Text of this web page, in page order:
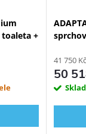
toaleta +
41 750
50